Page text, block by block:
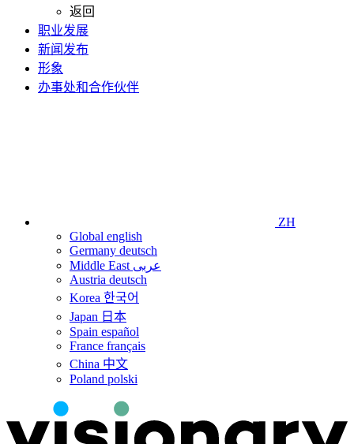
返回
职业发展
新闻发布
形象
办事处和合作伙伴
ZH
Global english
Germany deutsch
Middle East عربى
Austria deutsch
Korea 한국어
Japan 日本
Spain español
France français
China 中文
Poland polski